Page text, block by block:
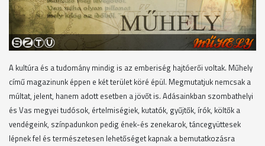
A kultúra és a tudomány mindig is az emberiség hajtóerői voltak. Műhely
című magazinunk éppen e két terület köré épül. Megmutatjuk nemcsak a
múltat, jelent, hanem adott esetben a jövőt is. Adásainkban szombathelyi
és Vas megyei tudósok, értelmiségiek, kutatók, gyűjtők, írók, költők a
vendégeink, színpadunkon pedig ének-és zenekarok, táncegyüttesek
lépnek fel és természetesen lehetőséget kapnak a bemutatkozásra